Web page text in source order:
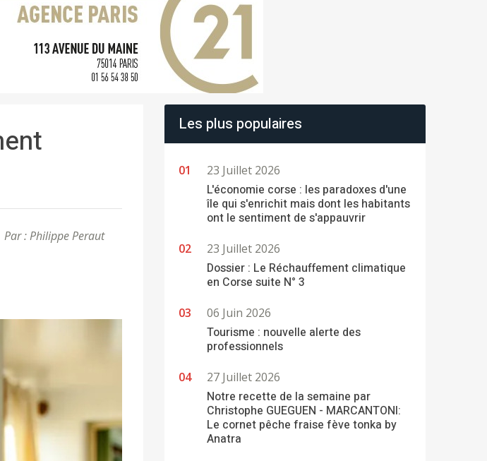
Par : Philippe Peraut
Les plus populaires
23 Juillet 2026
L'économie corse : les paradoxes d'une
île qui s'enrichit mais dont les habitants
ont le sentiment de s'appauvrir
23 Juillet 2026
Dossier : Le Réchauffement climatique
en Corse suite N° 3
06 Juin 2026
Tourisme : nouvelle alerte des
professionnels
27 Juillet 2026
Notre recette de la semaine par
Christophe GUEGUEN - MARCANTONI:
Le cornet pêche fraise fève tonka by
Anatra